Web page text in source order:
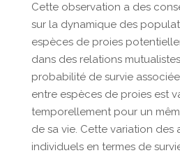
Cette observation a des
sur la dynamique des
espèces de proies
dans des relations
probabilité de survie
entre espèces de proies est
temporellement pour un
de sa vie. Cette variation des
individuels en termes de